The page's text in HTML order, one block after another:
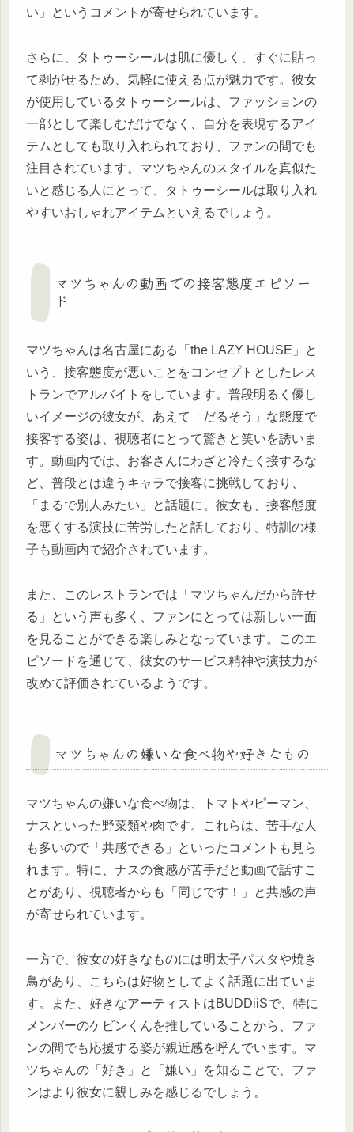
い」というコメントが寄せられています。
さらに、タトゥーシールは肌に優しく、すぐに貼っ
て剥がせるため、気軽に使える点が魅力です。彼女
が使用しているタトゥーシールは、ファッションの
一部として楽しむだけでなく、自分を表現するアイ
テムとしても取り入れられており、ファンの間でも
注目されています。マツちゃんのスタイルを真似た
いと感じる人にとって、タトゥーシールは取り入れ
やすいおしゃれアイテムといえるでしょう。
マツちゃんの動画での接客態度エピソー
ド
マツちゃんは名古屋にある「the LAZY HOUSE」と
いう、接客態度が悪いことをコンセプトとしたレス
トランでアルバイトをしています。普段明るく優し
いイメージの彼女が、あえて「だるそう」な態度で
接客する姿は、視聴者にとって驚きと笑いを誘いま
す。動画内では、お客さんにわざと冷たく接するな
ど、普段とは違うキャラで接客に挑戦しており、
「まるで別人みたい」と話題に。彼女も、接客態度
を悪くする演技に苦労したと話しており、特訓の様
子も動画内で紹介されています。
また、このレストランでは「マツちゃんだから許せ
る」という声も多く、ファンにとっては新しい一面
を見ることができる楽しみとなっています。このエ
ピソードを通じて、彼女のサービス精神や演技力が
改めて評価されているようです。
マツちゃんの嫌いな食べ物や好きなもの
マツちゃんの嫌いな食べ物は、トマトやピーマン、
ナスといった野菜類や肉です。これらは、苦手な人
も多いので「共感できる」といったコメントも見ら
れます。特に、ナスの食感が苦手だと動画で話すこ
とがあり、視聴者からも「同じです！」と共感の声
が寄せられています。
一方で、彼女の好きなものには明太子パスタや焼き
鳥があり、こちらは好物としてよく話題に出ていま
す。また、好きなアーティストはBUDDiiSで、特に
メンバーのケビンくんを推していることから、ファ
ンの間でも応援する姿が親近感を呼んでいます。マ
ツちゃんの「好き」と「嫌い」を知ることで、ファ
ンはより彼女に親しみを感じるでしょう。